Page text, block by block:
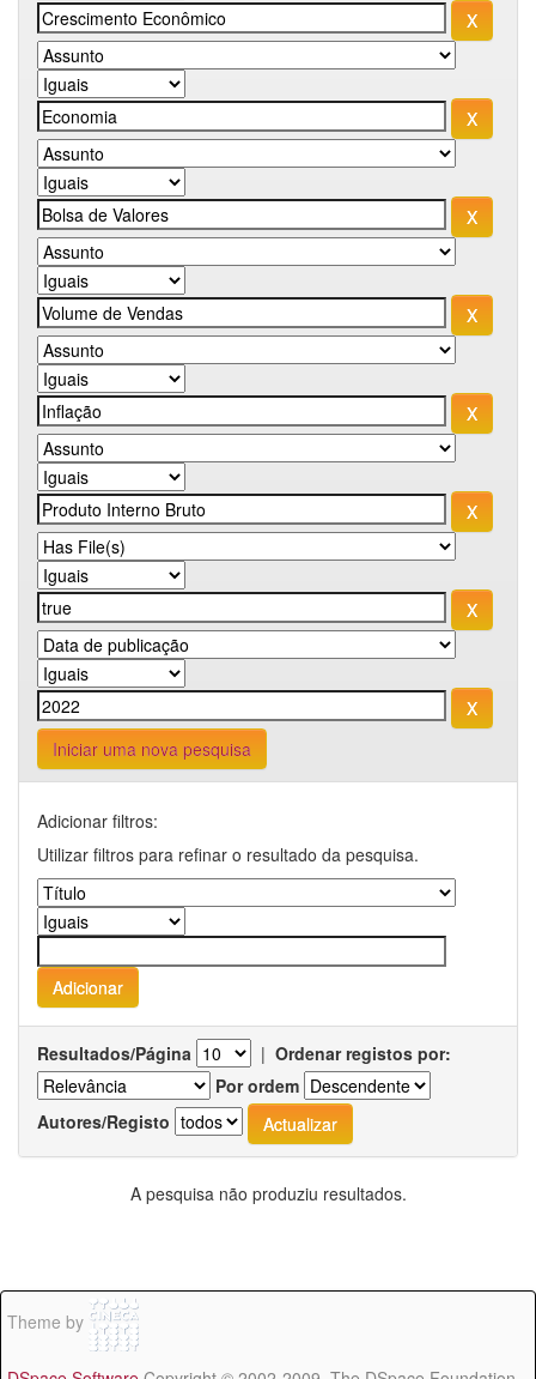
Iniciar uma nova pesquisa
Adicionar filtros:
Utilizar filtros para refinar o resultado da pesquisa.
Resultados/Página | Ordenar registos por:
Por ordem
Autores/Registo
A pesquisa não produziu resultados.
Theme by